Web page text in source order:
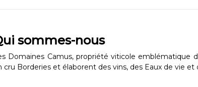
sommes-nous
Domaines Camus, propriété viticole emblématique
cru Borderies et élaborent des vins, des Eaux de vie et